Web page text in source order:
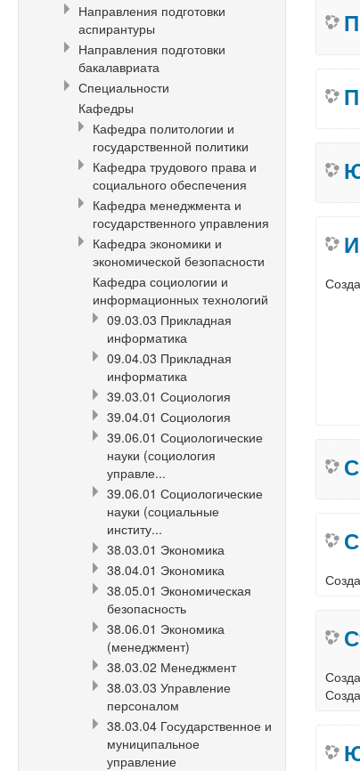
Направления подготовки
аспирантуры
Направления подготовки
бакалавриата
Специальности
Кафедры
Кафедра политологии и
государственной политики
Кафедра трудового права и
социального обеспечения
Кафедра менеджмента и
государственного управления
Кафедра экономики и
экономической безопасности
Кафедра социологии и
информационных технологий
09.03.03 Прикладная
информатика
09.04.03 Прикладная
информатика
39.03.01 Социология
39.04.01 Социология
39.06.01 Социологические
науки (социология
управле...
39.06.01 Социологические
науки (социальные
институ...
38.03.01 Экономика
38.04.01 Экономика
38.05.01 Экономическая
безопасность
38.06.01 Экономика
(менеджмент)
38.03.02 Менеджмент
38.03.03 Управление
персоналом
38.03.04 Государственное и
муниципальное
управление